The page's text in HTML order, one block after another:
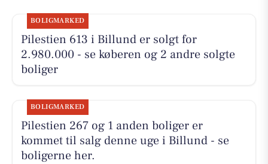
BOLIGMARKED
Pilestien 613 i Billund er solgt for
2.980.000 - se køberen og 2 andre solgte
boliger
BOLIGMARKED
Pilestien 267 og 1 anden boliger er
kommet til salg denne uge i Billund - se
boligerne her.